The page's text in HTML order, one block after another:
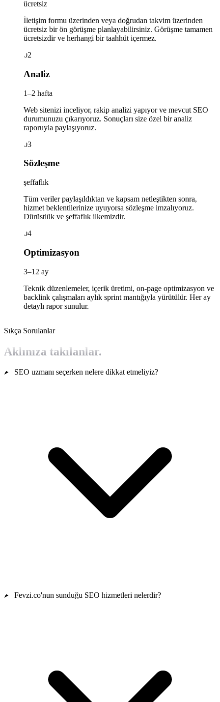
ücretsiz
İletişim formu üzerinden veya doğrudan takvim üzerinden
ücretsiz bir ön görüşme planlayabilirsiniz. Görüşme tamamen
ücretsizdir ve herhangi bir taahhüt içermez.
02
Analiz
1–2 hafta
Web sitenizi inceliyor, rakip analizi yapıyor ve mevcut SEO
durumunuzu çıkarıyoruz. Sonuçları size özel bir analiz
raporuyla paylaşıyoruz.
03
Sözleşme
şeffaflık
Tüm veriler paylaşıldıktan ve kapsam netleştikten sonra,
hizmet beklentilerinize uyuyorsa sözleşme imzalıyoruz.
Dürüstlük ve şeffaflık ilkemizdir.
04
Optimizasyon
3–12 ay
Teknik düzenlemeler, içerik üretimi, on-page optimizasyon ve
backlink çalışmaları aylık sprint mantığıyla yürütülür. Her ay
detaylı rapor sunulur.
Sıkça Sorulanlar
Aklınıza takılanlar.
SEO uzmanı seçerken nelere dikkat etmeliyiz?
Fevzi.co'nun sunduğu SEO hizmetleri nelerdir?